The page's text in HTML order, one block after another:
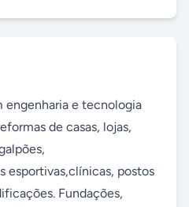
e tecnologia
de casas, lojas,
esportivas,clínicas, postos
Fundações,